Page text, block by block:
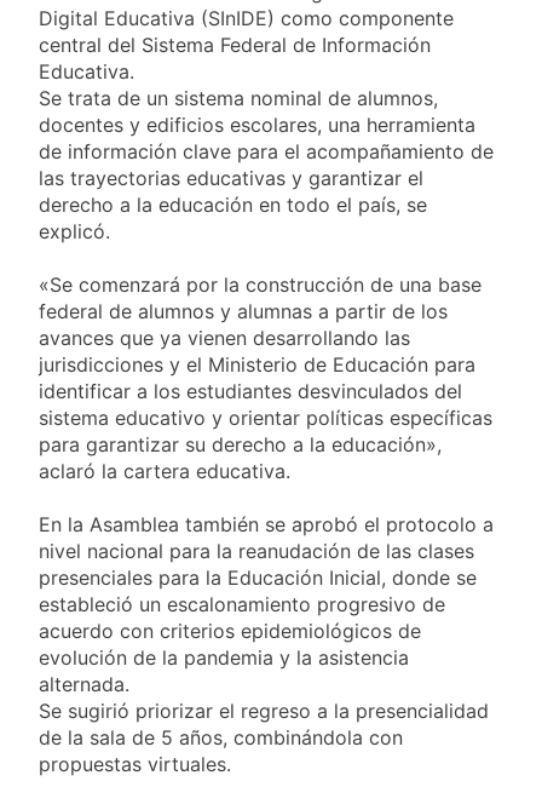
Digital Educativa (SInIDE) como componente
central del Sistema Federal de Información
Educativa.
Se trata de un sistema nominal de alumnos,
docentes y edificios escolares, una herramienta
de información clave para el acompañamiento de
las trayectorias educativas y garantizar el
derecho a la educación en todo el país, se
explicó.
«Se comenzará por la construcción de una base
federal de alumnos y alumnas a partir de los
avances que ya vienen desarrollando las
jurisdicciones y el Ministerio de Educación para
identificar a los estudiantes desvinculados del
sistema educativo y orientar políticas específicas
para garantizar su derecho a la educación»,
aclaró la cartera educativa.
En la Asamblea también se aprobó el protocolo a
nivel nacional para la reanudación de las clases
presenciales para la Educación Inicial, donde se
estableció un escalonamiento progresivo de
acuerdo con criterios epidemiológicos de
evolución de la pandemia y la asistencia
alternada.
Se sugirió priorizar el regreso a la presencialidad
de la sala de 5 años, combinándola con
propuestas virtuales.